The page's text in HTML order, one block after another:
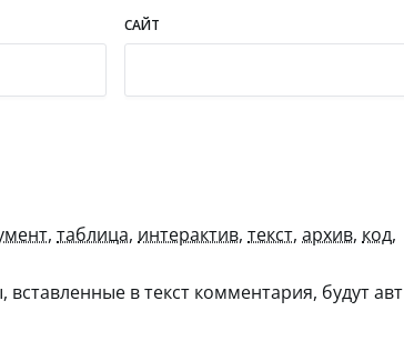
САЙТ
, таблица, интерактив, текст, архив, код,
в текст комментария, будут авт